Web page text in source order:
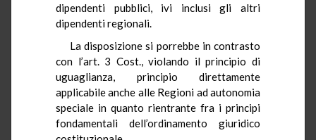
dipendenti pubblici, ivi inclusi gli altri
dipendenti regionali.
La disposizione si porrebbe in contrasto
con l’art. 3 Cost., violando il principio di
uguaglianza, principio direttamente
applicabile anche alle Regioni ad autonomia
speciale in quanto rientrante fra i principi
fondamentali dell’ordinamento giuridico